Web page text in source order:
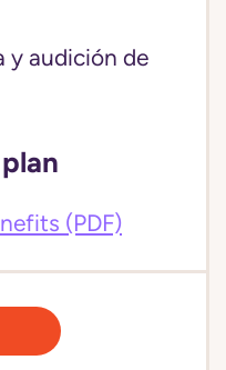
y audición de
(PDF)